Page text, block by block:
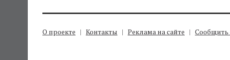
О проекте Контакты Реклама на сайте Сообщить